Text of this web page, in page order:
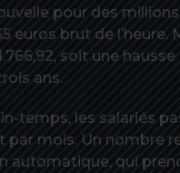
pour des millions
euros brut de
soit une
ans.
temps, les salariés
par mois. Un nombre
automatique, qui